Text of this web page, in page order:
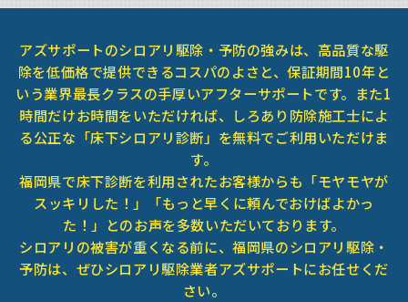
アズサポートのシロアリ駆除・予防の強みは、高品質な駆
除を低価格で提供できるコスパのよさと、保証期間10年と
いう業界最長クラスの手厚いアフターサポートです。また1
時間だけお時間をいただければ、しろあり防除施工士によ
る公正な「床下シロアリ診断」を無料でご利用いただけま
す。
福岡県で床下診断を利用されたお客様からも「モヤモヤが
スッキリした！」「もっと早くに頼んでおけばよかっ
た！」とのお声を多数いただいております。
シロアリの被害が重くなる前に、福岡県のシロアリ駆除・
予防は、ぜひシロアリ駆除業者アズサポートにお任せくだ
さい。